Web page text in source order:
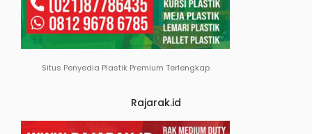
Situs Penyedia Plastik Premium Terlengkap
Rajarak.id